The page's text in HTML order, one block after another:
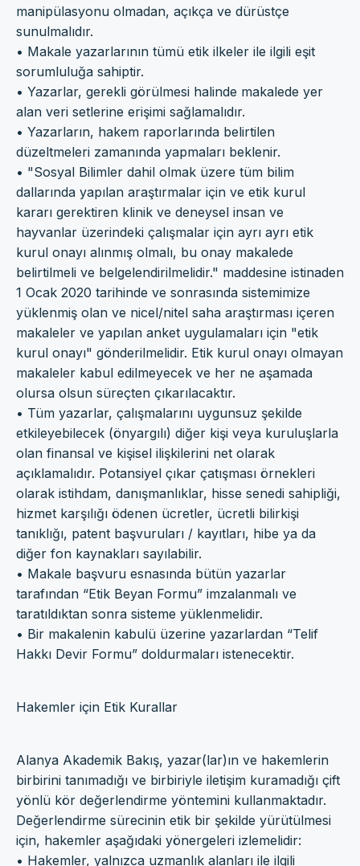
manipülasyonu olmadan, açıkça ve dürüstçe
sunulmalıdır.
• Makale yazarlarının tümü etik ilkeler ile ilgili eşit
sorumluluğa sahiptir.
• Yazarlar, gerekli görülmesi halinde makalede yer
alan veri setlerine erişimi sağlamalıdır.
• Yazarların, hakem raporlarında belirtilen
düzeltmeleri zamanında yapmaları beklenir.
• "Sosyal Bilimler dahil olmak üzere tüm bilim
dallarında yapılan araştırmalar için ve etik kurul
kararı gerektiren klinik ve deneysel insan ve
hayvanlar üzerindeki çalışmalar için ayrı ayrı etik
kurul onayı alınmış olmalı, bu onay makalede
belirtilmeli ve belgelendirilmelidir." maddesine istinaden
1 Ocak 2020 tarihinde ve sonrasında sistemimize
yüklenmiş olan ve nicel/nitel saha araştırması içeren
makaleler ve yapılan anket uygulamaları için "etik
kurul onayı" gönderilmelidir. Etik kurul onayı olmayan
makaleler kabul edilmeyecek ve her ne aşamada
olursa olsun süreçten çıkarılacaktır.
• Tüm yazarlar, çalışmalarını uygunsuz şekilde
etkileyebilecek (önyargılı) diğer kişi veya kuruluşlarla
olan finansal ve kişisel ilişkilerini net olarak
açıklamalıdır. Potansiyel çıkar çatışması örnekleri
olarak istihdam, danışmanlıklar, hisse senedi sahipliği,
hizmet karşılığı ödenen ücretler, ücretli bilirkişi
tanıklığı, patent başvuruları / kayıtları, hibe ya da
diğer fon kaynakları sayılabilir.
• Makale başvuru esnasında bütün yazarlar
tarafından “Etik Beyan Formu” imzalanmalı ve
taratıldıktan sonra sisteme yüklenmelidir.
• Bir makalenin kabulü üzerine yazarlardan “Telif
Hakkı Devir Formu” doldurmaları istenecektir.
Hakemler için Etik Kurallar
Alanya Akademik Bakış, yazar(lar)ın ve hakemlerin
birbirini tanımadığı ve birbiriyle iletişim kuramadığı çift
yönlü kör değerlendirme yöntemini kullanmaktadır.
Değerlendirme sürecinin etik bir şekilde yürütülmesi
için, hakemler aşağıdaki yönergeleri izlemelidir:
• Hakemler, yalnızca uzmanlık alanları ile ilgili